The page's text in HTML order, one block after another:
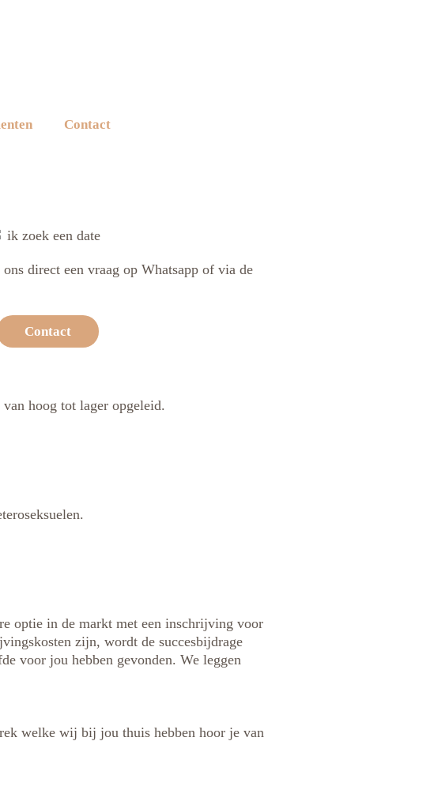
Contact
direct een vraag op Whatsapp of via de
Contact
hoog tot lager opgeleid.
optie in de markt met een inschrijving voor
zijn, wordt de succesbijdrage
voor jou hebben gevonden. We leggen
welke wij bij jou thuis hebben hoor je van